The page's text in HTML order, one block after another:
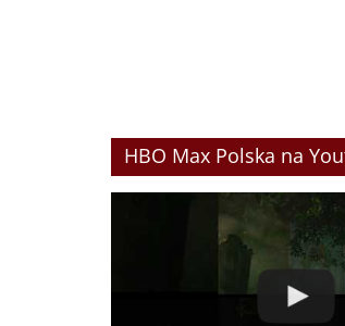
HBO Max Polska na